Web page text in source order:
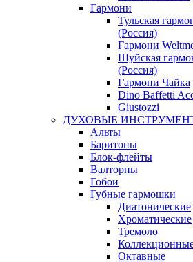
Гармони
Тульская
(Россия)
Гармони
Шуйская
(Россия)
Гармони Чайка
Dino Baffetti
Giustozzi
ДУХОВЫЕ
Альты
Баритоны
Блок-флейты
Валторны
Гобои
Губные гармошки
Диатонические
Хроматические
Тремоло
Октавные